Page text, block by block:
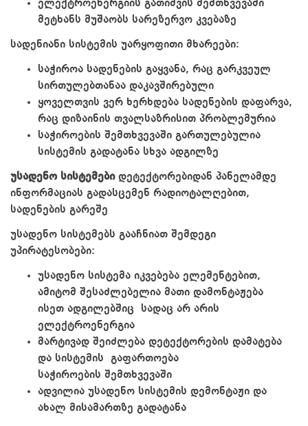
ელექტროენერგიის გათიშვის შემთხვევაში
მეტხანს მუშაობს სარეზერვო კვებაზე
სადენიანი სისტემის უარყოფითი მხარეები:
საჭიროა სადენების გაყვანა, რაც გარკვეულ
სირთულებთანაა დაკავშირებული
ყოველთვის ვერ ხერხდება სადენების დაფარვა,
რაც დიზაინის თვალსაზრისით პრობლემურია
საჭიროების შემთხვევაში გართულებულია
სისტემის გადატანა სხვა ადგილზე
უსადენო სისტემებიდეტექტორებიდან პანელამდე
ინფორმაციას გადასცემენ რადიოტალღებით,
სადენების გარეშე
უსადენო სისტემებს გააჩნიათ შემდეგი
უპირატესობები:
უსადენო სისტემა იკვებება ელემენტებით,
ამიტომ შესაძლებელია მათი დამონტაჟება
ისეთ ადგილებშიც სადაც არ არის
ელექტროენერგია
მარტივად შეიძლება დეტექტორების დამატება
და სისტემის გაფართოება
საჭიროების შემთხვევაში
ადვილია უსადენო სისტემის დემონტაჟი და
ახალ მისამართზე გადატანა